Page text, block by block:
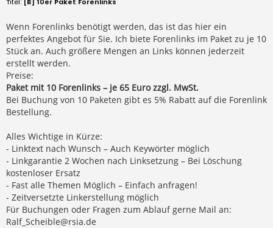
i
r
a
g
Wenn Forenlinks benötigt werden, das ist das hier ein
perfektes Angebot für Sie. Ich biete Forenlinks im Paket zu je 10
Stück an. Auch größere Mengen an Links können jederzeit
erstellt werden.
Preise:
Paket mit 10 Forenlinks – je 65 Euro zzgl. MwSt.
Bei Buchung von 10 Paketen gibt es 5% Rabatt auf die Forenlink
Bestellung.
Alles Wichtige in Kürze:
- Linktext nach Wunsch – Auch Keywörter möglich
- Linkgarantie 2 Wochen nach Linksetzung – Bei Löschung
kostenloser Ersatz
- Fast alle Themen Möglich – Einfach anfragen!
- Zeitversetzte Linkerstellung möglich
Für Buchungen oder Fragen zum Ablauf gerne Mail an:
Ralf_Scheible@rsia.de